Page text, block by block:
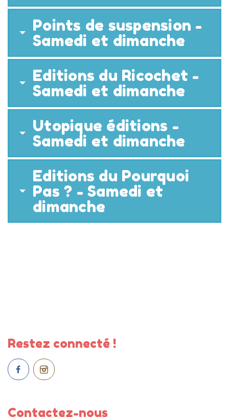
Points de suspension -
Samedi et dimanche
Editions du Ricochet -
Samedi et dimanche
Utopique éditions -
Samedi et dimanche
Editions du Pourquoi
Pas ? - Samedi et
dimanche
Restez connecté !
Contactez-nous